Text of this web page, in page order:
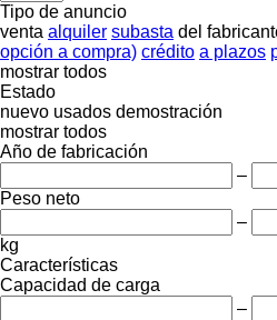
Tipo de anuncio
venta alquiler subasta del
opción a compra) crédito a plazos
mostrar todos
Estado
nuevo usados demostración
mostrar todos
Año de fabricación
–
Peso neto
–
kg
Características
Capacidad de carga
–